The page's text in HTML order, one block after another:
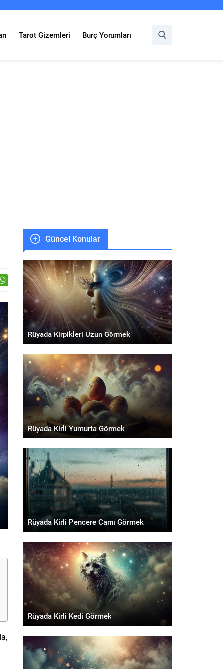
Tarot Gizemleri Burç Yorumları
Güncel Konular
Rüyada Kirpikleri Uzun Görmek
Rüyada Kirli Yumurta Görmek
Rüyada Kirli Pencere Camı Görmek
Rüyada Kirli Kedi Görmek